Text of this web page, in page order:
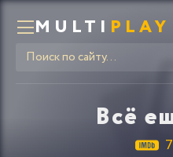
MULTI PLAY
Всё